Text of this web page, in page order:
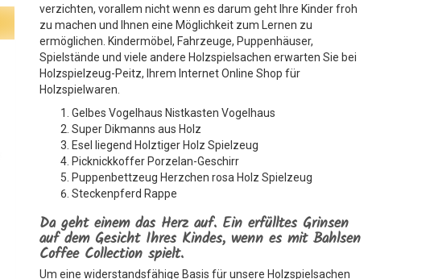
verzichten, vorallem nicht wenn es darum geht Ihre Kinder froh
zu machen und Ihnen eine Möglichkeit zum Lernen zu
ermöglichen. Kindermöbel, Fahrzeuge, Puppenhäuser,
Spielstände und viele andere Holzspielsachen erwarten Sie bei
Holzspielzeug-Peitz, Ihrem Internet Online Shop für
Holzspielwaren.
Gelbes Vogelhaus Nistkasten Vogelhaus
Super Dikmanns aus Holz
Esel liegend Holztiger Holz Spielzeug
Picknickkoffer Porzelan-Geschirr
Puppenbettzeug Herzchen rosa Holz Spielzeug
Steckenpferd Rappe
Da geht einem das Herz auf. Ein erfülltes Grinsen
auf dem Gesicht Ihres Kindes, wenn es mit Bahlsen
Coffee Collection spielt.
Um eine widerstandsfähige Basis für unsere Holzspielsachen